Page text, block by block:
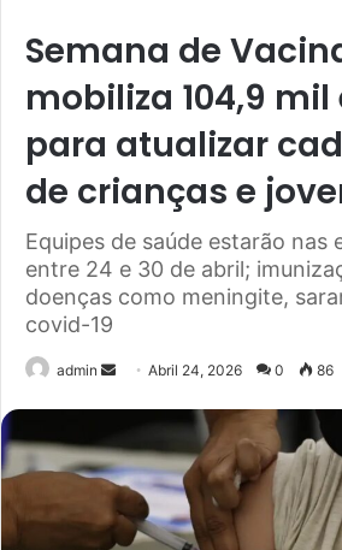
Semana de
mobiliza 104,9
para atualizar
de crianças e
Equipes de saúde estarão nas
entre 24 e 30 de abril;
doenças como meningite,
covid-19
admin
SendAbril 24, 2026 0 86